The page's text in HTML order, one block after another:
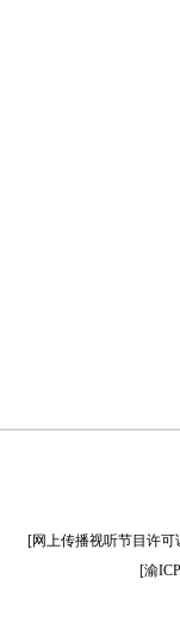
[网上传播视听节目许可
[渝